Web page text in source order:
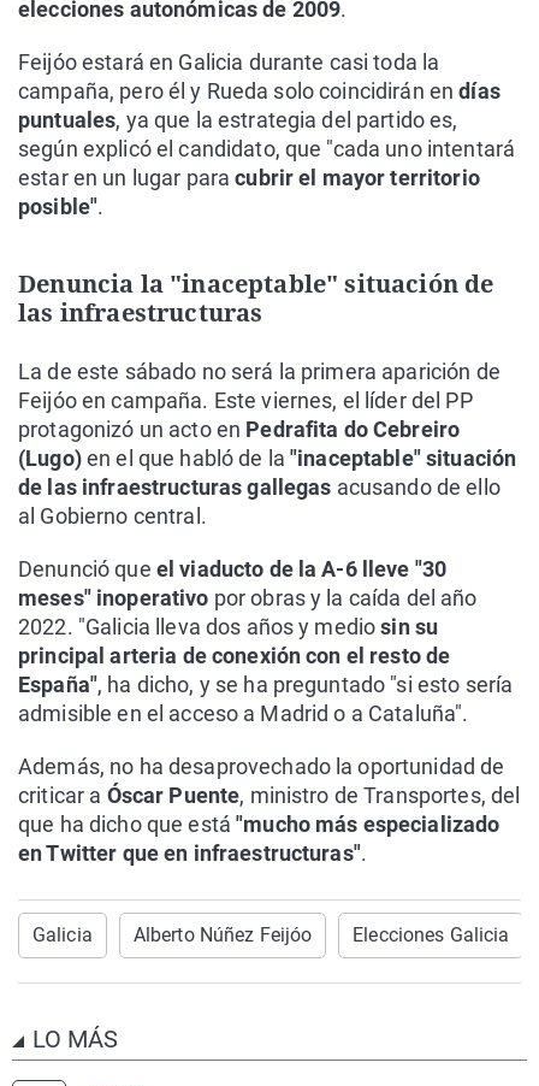
elecciones autonómicas de 2009.
Feijóo estará en Galicia durante casi toda la
campaña, pero él y Rueda solo coincidirán endías
puntuales, ya que la estrategia del partido es,
según explicó el candidato, que "cada uno intentará
estar en un lugar paracubrir el mayor territorio
posible".
Denuncia la "inaceptable" situación de
las infraestructuras
La de este sábado no será la primera aparición de
Feijóo en campaña. Este viernes, el líder del PP
protagonizó un acto en Pedrafita do Cebreiro
(Lugo)en el que habló de la"inaceptable" situación
de las infraestructuras gallegas acusando de ello
al Gobierno central.
Denunció que el viaducto de la A-6 lleve "30
meses" inoperativo por obras y la caída del año
2022. "Galicia lleva dos años y mediosin su
principal arteria de conexión con el resto de
España", ha dicho, y se ha preguntado "si esto sería
admisible en el acceso a Madrid o a Cataluña".
Además, no ha desaprovechado la oportunidad de
criticar a Óscar Puente, ministro de Transportes, del
que ha dicho que está"mucho más especializado
en Twitter que en infraestructuras".
Galicia Alberto Núñez Feijóo Elecciones Galicia
LO MÁS